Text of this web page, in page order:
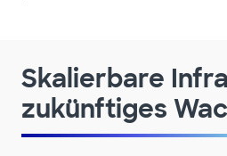
Skalierbare
zukünftiges